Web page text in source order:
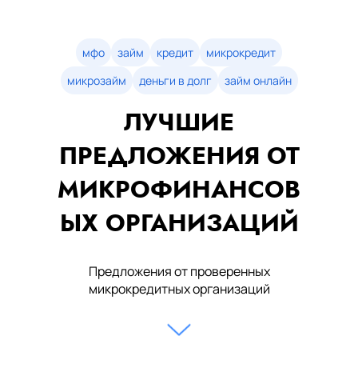
Займы онлайн
Денежные кредиты
мфо займ кредит
микрокредит
микрозайм
деньги в долг займ онлайн
ЛУЧШИЕ
ПРЕДЛОЖЕНИЯ ОТ
МИКРОФИНАНСОВ
ЫХ ОРГАНИЗАЦИЙ
Предложения от проверенных
микрокредитных организаций